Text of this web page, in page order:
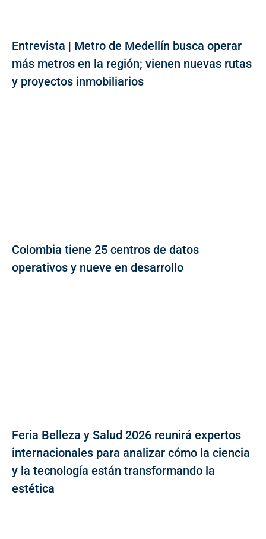
Entrevista | Metro de Medellín busca operar
más metros en la región; vienen nuevas rutas
y proyectos inmobiliarios
Colombia tiene 25 centros de datos
operativos y nueve en desarrollo
Feria Belleza y Salud 2026 reunirá expertos
internacionales para analizar cómo la ciencia
y la tecnología están transformando la
estética